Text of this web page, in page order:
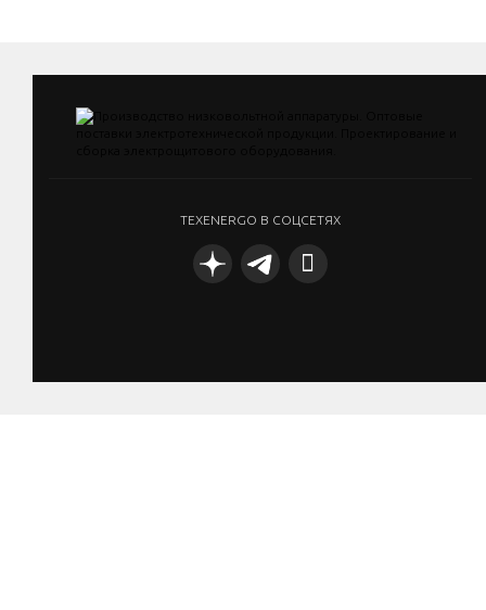
TEXENERGO В СОЦСЕТЯХ